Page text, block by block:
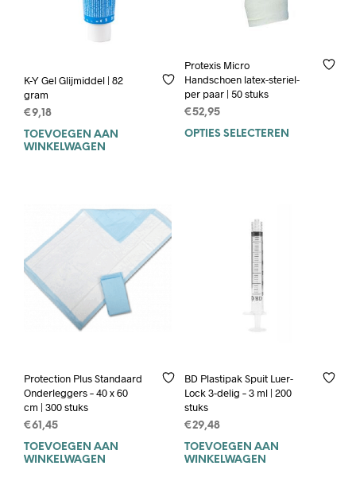
K-Y Gel Glijmiddel | 82
gram
€9,18
TOEVOEGEN AAN
WINKELWAGEN
Protexis Micro
Handschoen latex-steriel-
per paar | 50 stuks
€52,95
OPTIES SELECTEREN
Protection Plus Standaard
Onderleggers – 40 x 60
cm | 300 stuks
€61,45
TOEVOEGEN AAN
WINKELWAGEN
BD Plastipak Spuit Luer-
Lock 3-delig – 3 ml | 200
stuks
€29,48
TOEVOEGEN AAN
WINKELWAGEN